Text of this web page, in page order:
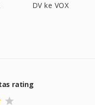
DV ke VOX
rating